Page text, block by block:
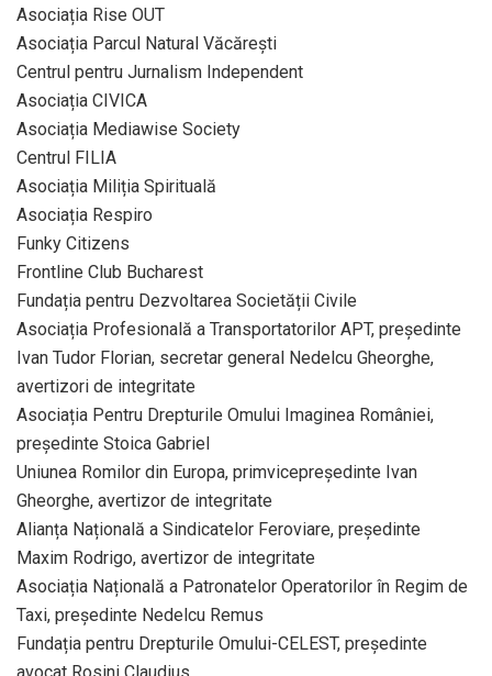
Asociația Rise OUT
Asociația Parcul Natural Văcărești
Centrul pentru Jurnalism Independent
Asociația CIVICA
Asociația Mediawise Society
Centrul FILIA
Asociația Miliția Spirituală
Asociația Respiro
Funky Citizens
Frontline Club Bucharest
Fundația pentru Dezvoltarea Societății Civile
Asociația Profesională a Transportatorilor APT, președinte
Ivan Tudor Florian, secretar general Nedelcu Gheorghe,
avertizori de integritate
Asociația Pentru Drepturile Omului Imaginea României,
președinte Stoica Gabriel
Uniunea Romilor din Europa, primvicepreședinte Ivan
Gheorghe, avertizor de integritate
Alianța Națională a Sindicatelor Feroviare, președinte
Maxim Rodrigo, avertizor de integritate
Asociația Națională a Patronatelor Operatorilor în Regim de
Taxi, președinte Nedelcu Remus
Fundația pentru Drepturile Omului-CELEST, președinte